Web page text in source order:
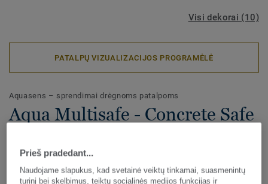
Visi dekorai (10)
PATALPŲ VIZUALIZACIJOS PROGRAMĖLĖ
Aquasens – sprendimai drėgnoms patalpoms
Aqua Multisafe - Concrete Safe
Aqua Multisafe – grindų danga skirta naudoti drėgnose
patalpose, tokiose kaip kolektyviniai dušai, persirengimo
Prieš pradedant...
Naudojame slapukus, kad svetainė veiktų tinkamai, suasmenintų
turinį bei skelbimus, teiktų socialinės medijos funkcijas ir